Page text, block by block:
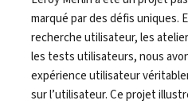
marqué par des défis uniques.
recherche utilisateur, les
les tests utilisateurs, nous
expérience utilisateur
sur l’utilisateur. Ce projet